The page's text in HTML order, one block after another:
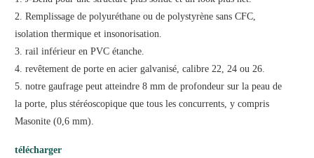
2. Remplissage de polyuréthane ou de polystyrène sans CFC,
isolation thermique et insonorisation.
3. rail inférieur en PVC étanche.
4. revêtement de porte en acier galvanisé, calibre 22, 24 ou 26.
5. notre gaufrage peut atteindre 8 mm de profondeur sur la peau de
la porte, plus stéréoscopique que tous les concurrents, y compris
Masonite (0,6 mm).
télécharger